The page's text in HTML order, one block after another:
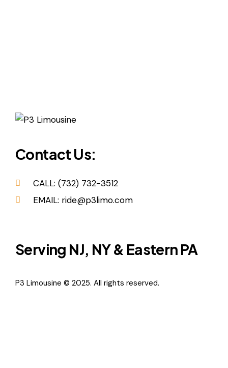
Contact Us:
CALL: (732) 732-3512
EMAIL: ride@p3limo.com
Serving NJ, NY & Eastern PA
P3 Limousine © 2025. All rights reserved.